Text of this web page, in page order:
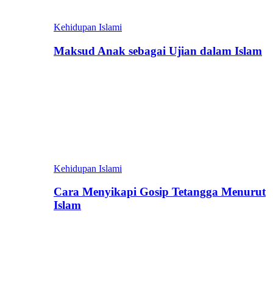
Kehidupan Islami
Maksud Anak sebagai Ujian dalam Islam
Kehidupan Islami
Cara Menyikapi Gosip Tetangga Menurut
Islam